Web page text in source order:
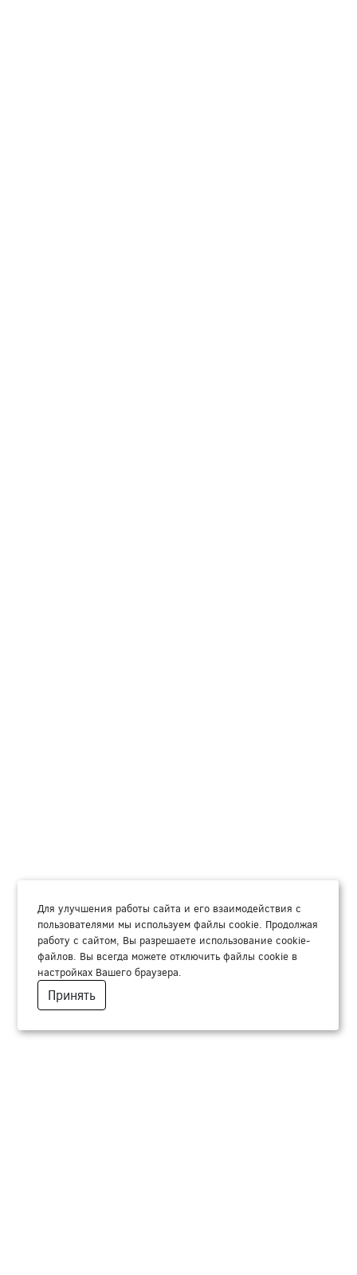
Для улучшения работы сайта и его взаимодействия с
пользователями мы используем файлы cookie. Продолжая
работу с сайтом, Вы разрешаете использование cookie-
файлов. Вы всегда можете отключить файлы cookie в
настройках Вашего браузера.
Принять